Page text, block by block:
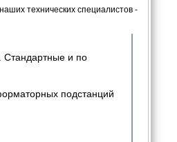
технических специалистов -
Стандартные и по
подстанций